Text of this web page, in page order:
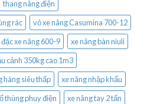
thang nâng điện
rác
vỏ xe nâng Casumina 700-12
xe nâng 600-9
xe nâng bàn niuli
cảnh 350kg cao 1m3
hàng siêu thấp
xe nâng nhập khẩu
thùng phuy điện
xe nâng tay 2 tấn